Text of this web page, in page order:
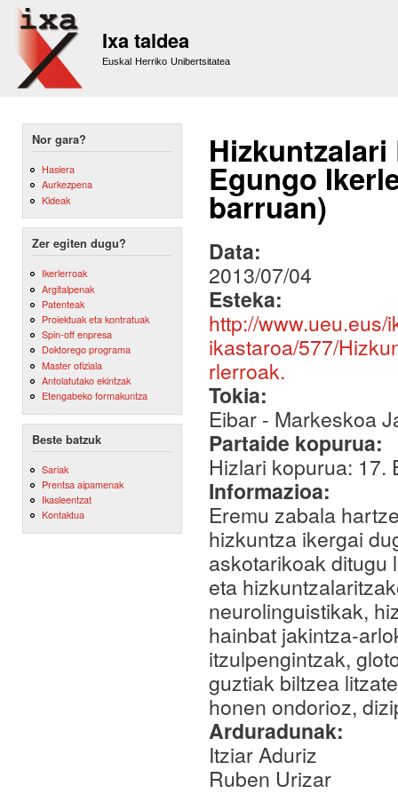
Ixa taldea
Euskal Herriko Unibertsitatea
Nor gara?
Hasiera
Aurkezpena
Kideak
Zer egiten dugu?
Ikerlerroak
Argitalpenak
Patenteak
Proiektuak eta kontratuak
Spin-off enpresa
Doktorego programa
Master ofiziala
Antolatutako ekintzak
Etengabeko formakuntza
Beste batzuk
Sariak
Prentsa aipamenak
Ikasleentzat
Kontaktua
Hizkuntzalari
Egungo
barruan)
Data:
2013/07/04
Esteka:
http://www.ueu.eus/
ikastaroa/577/
rlerroak.
Tokia:
Eibar - Markeskoa
Partaide kopurua:
Hizlari kopurua: 17.
Informazioa:
Eremu zabala
hizkuntza ikergai
askotarikoak ditugu
eta
neurolinguistikak,
hainbat jakintza-
itzulpengintzak,
guztiak biltzea
honen ondorioz,
Arduradunak:
Itziar Aduriz
Ruben Urizar